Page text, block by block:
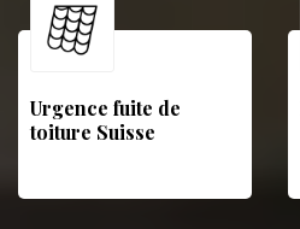
Urgence fuite de
toiture Suisse